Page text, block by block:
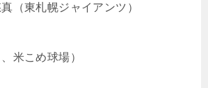
（東札幌ジャイアンツ）
、米こめ球場）